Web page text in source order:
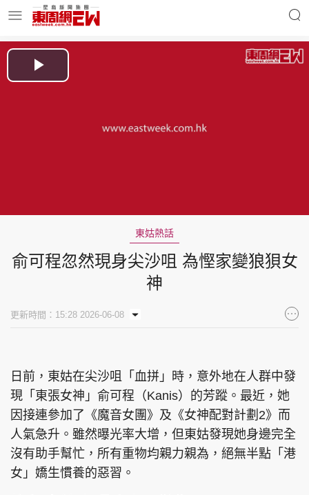
東周Ladies 優享生活
玄學靈異 東周專欄
東周刊 cazbuyer 東Touch
PCM 電腦廣場
Play
東姑熱話
俞可程忽然現身尖沙咀 為慳家變狼狽女
神
更新時間：15:28 2026-06-08
日前，東姑在尖沙咀「血拼」時，意外地在人群中發
現「東張女神」俞可程（Kanis）的芳蹤。最近，她
因接連參加了《魔音女團》及《女神配對計劃2》而
人氣急升。雖然曝光率大增，但東姑發現她身邊完全
沒有助手幫忙，所有重物均親力親為，絕無半點「港
女」嬌生慣養的惡習。